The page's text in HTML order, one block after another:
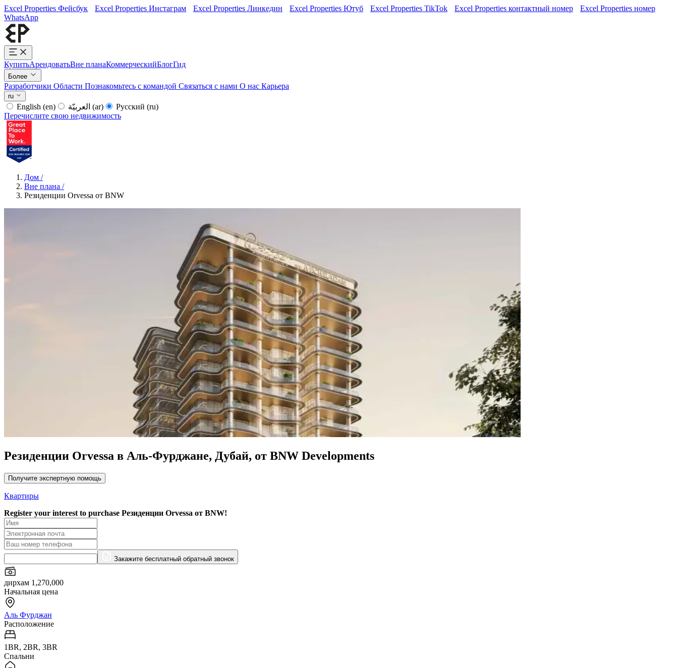
Excel Properties Фейсбук Excel Properties Инстаграм Excel Properties Линкедин Excel Properties Ютуб Excel Properties TikTok Excel Properties контактный номер
Excel Properties номер
WhatsApp
КупитьАрендоватьВне планаКоммерческийБлогГид
Более
Разработчики Области Познакомьтесь с командой Связаться с нами О нас Карьера
ru
English (en) (ar) Русский (ru)
Перечислите свою недвижимость
Дом /
Вне плана /
Резиденции Orvessa от BNW
Резиденции Orvessa в Аль-Фурджане, Дубай, от BNW Developments
Получите экспертную помощь
Квартиры
Register your interest to purchase Резиденции Orvessa от BNW!
Закажите бесплатный обратный звонок
дирхам 1,270,000
Начальная цена
Аль Фурджан
Расположение
1BR, 2BR, 3BR
Спальни